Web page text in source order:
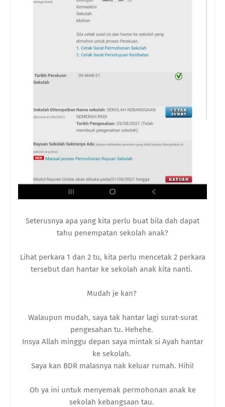
Seterusnya apa yang kita perlu buat bila dah dapat
tahu penempatan sekolah anak?
Lihat perkara 1 dan 2 tu, kita perlu mencetak 2 perkara
tersebut dan hantar ke sekolah anak kita nanti.
Mudah je kan?
Walaupun mudah, saya tak hantar lagi surat-surat
pengesahan tu. Hehehe.
Insya Allah minggu depan saya mintak si Ayah hantar
ke sekolah.
Saya kan BDR malasnya nak keluar rumah. Hihi!
Oh ya ini untuk menyemak permohonan anak ke
sekolah kebangsaan tau.